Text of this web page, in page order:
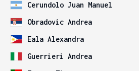
Cerundolo Juan Manuel
Obradovic Andrea
Eala Alexandra
Guerrieri Andrea